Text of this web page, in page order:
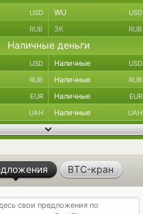
USD WU USD
RUB ЗК RUB
Наличные деньги
USD Наличные USD
RUB Наличные RUB
EUR Наличные EUR
UAH Наличные UAH
BTC-кран